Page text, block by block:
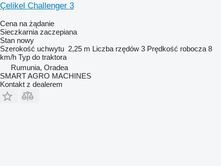
Çelikel Challenger 3
Cena na żądanie
Sieczkarnia zaczepiana
Stan nowy
Szerokość uchwytu 2,25 m Liczba rzędów 3 Prędkość robocza 8
km/h Typ do traktora
Rumunia, Oradea
SMART AGRO MACHINES
Kontakt z dealerem